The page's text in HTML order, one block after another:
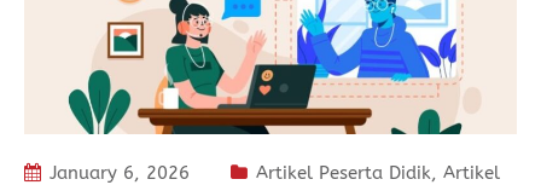
January 6, 2026 Artikel Peserta Didik, Artikel